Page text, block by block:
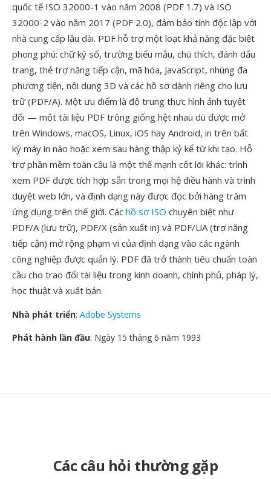
quốc tế ISO 32000-1 vào năm 2008 (PDF 1.7) và ISO
32000-2 vào năm 2017 (PDF 2.0), đảm bảo tính độc lập với
nhà cung cấp lâu dài. PDF hỗ trợ một loạt khả năng đặc biệt
phong phú: chữ ký số, trường biểu mẫu, chú thích, đánh dấu
trang, thẻ trợ năng tiếp cận, mã hóa, JavaScript, nhúng đa
phương tiện, nội dung 3D và các hồ sơ dành riêng cho lưu
trữ (PDF/A). Một ưu điểm là độ trung thực hình ảnh tuyệt
đối — một tài liệu PDF trông giống hệt nhau dù được mở
trên Windows, macOS, Linux, iOS hay Android, in trên bất
kỳ máy in nào hoặc xem sau hàng thập kỷ kể từ khi tạo. Hỗ
trợ phần mềm toàn cầu là một thế mạnh cốt lõi khác: trình
xem PDF được tích hợp sẵn trong mọi hệ điều hành và trình
duyệt web lớn, và định dạng này được đọc bởi hàng trăm
ứng dụng trên thế giới. Các hồ sơ ISO chuyên biệt như
PDF/A (lưu trữ), PDF/X (sản xuất in) và PDF/UA (trợ năng
tiếp cận) mở rộng phạm vi của định dạng vào các ngành
công nghiệp được quản lý. PDF đã trở thành tiêu chuẩn toàn
cầu cho trao đổi tài liệu trong kinh doanh, chính phủ, pháp lý,
học thuật và xuất bản.
Nhà phát triển: Adobe Systems
Phát hành lần đầu: Ngày 15 tháng 6 năm 1993
Các câu hỏi thường gặp